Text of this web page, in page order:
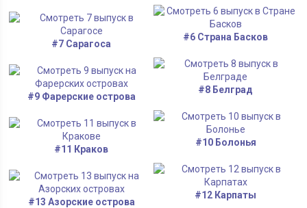
#6 Страна Басков
#7 Сарагоса
#8 Белград
#9 Фарерские острова
#10 Болонья
#11 Краков
#12 Карпаты
#13 Азорские острова